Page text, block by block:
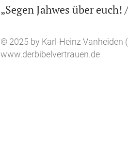
„Segen Jahwes über
© 2025 by Karl-Heinz Vanheiden
www.derbibelvertrauen.de